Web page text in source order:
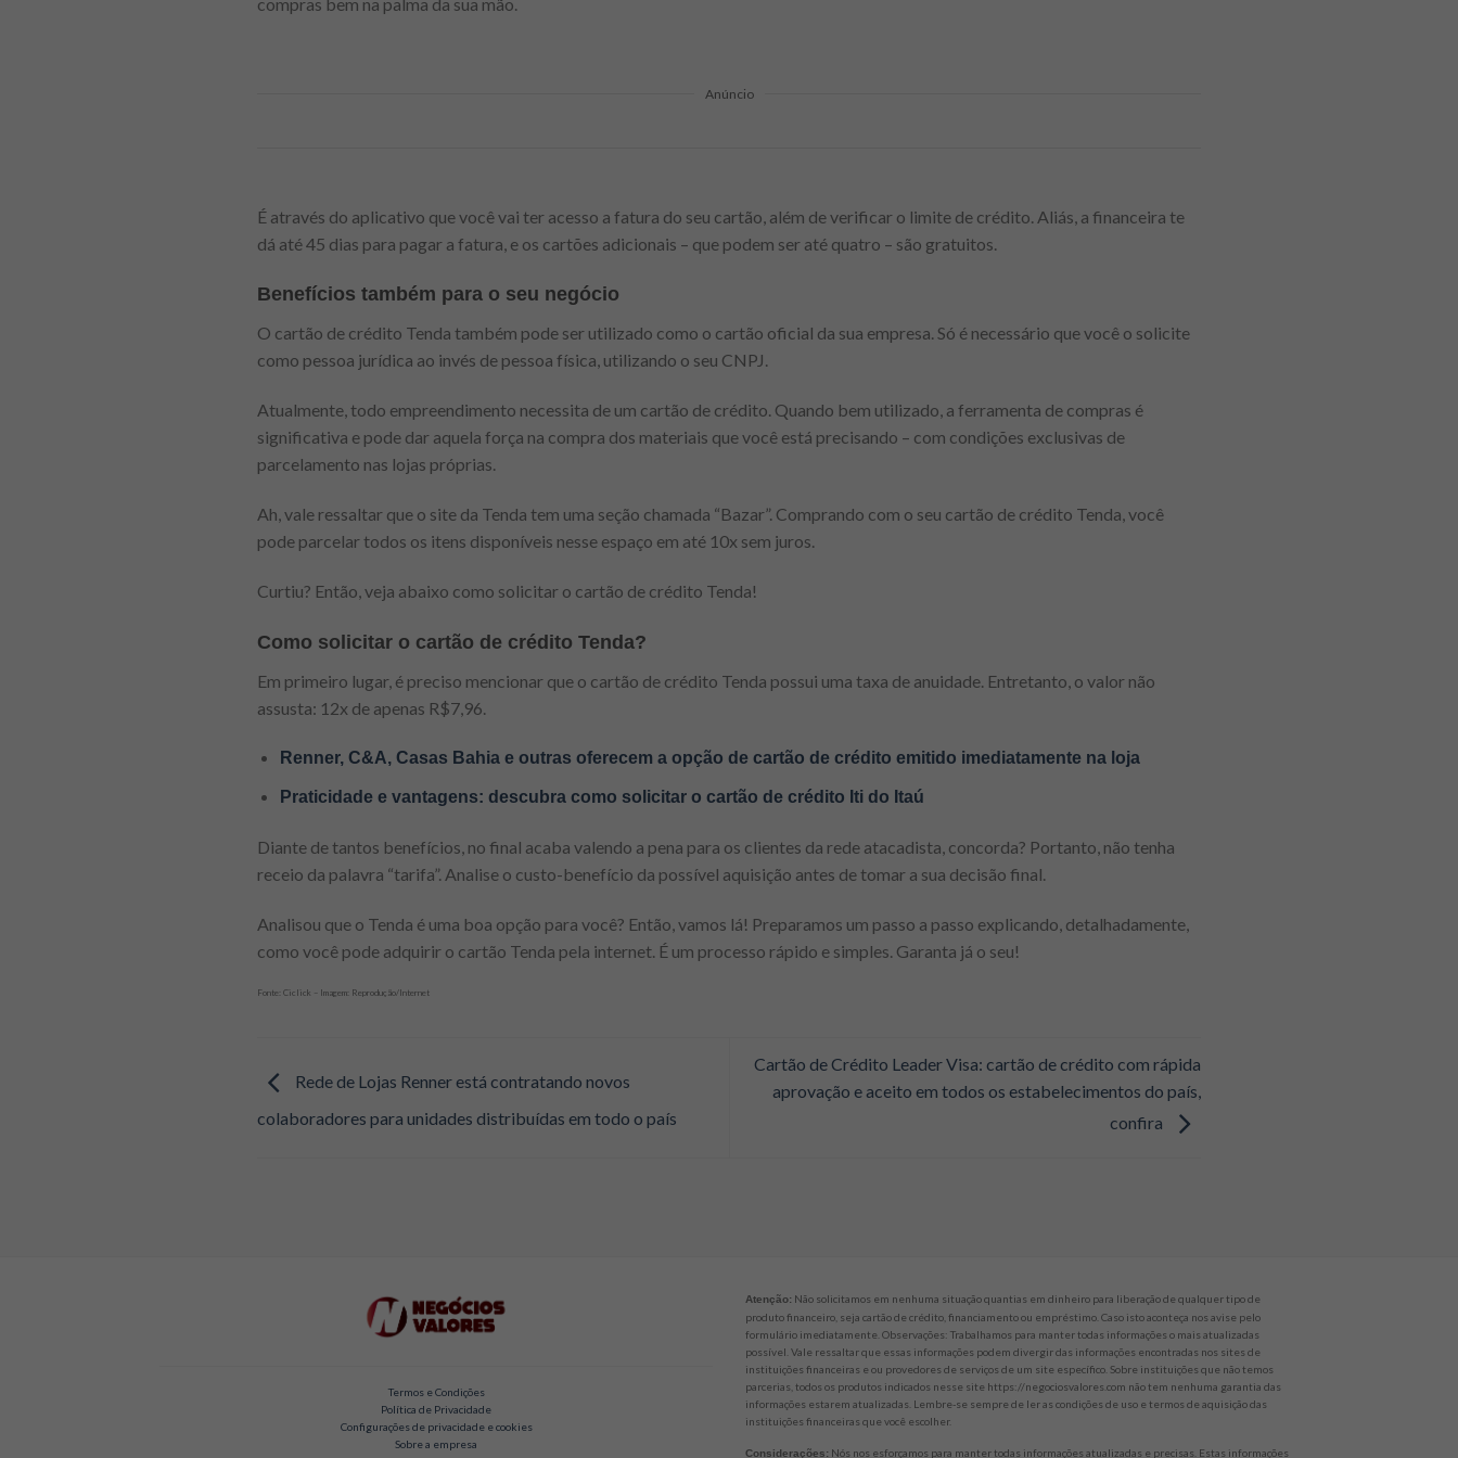
Anúncio
É através do aplicativo que você vai ter acesso a fatura do seu cartão, além de verificar o limite de crédito. Aliás, a financeira te
dá até 45 dias para pagar a fatura, e os cartões adicionais – que podem ser até quatro – são gratuitos.
Benefícios também para o seu negócio
O cartão de crédito Tenda também pode ser utilizado como o cartão oficial da sua empresa. Só é necessário que você o solicite
como pessoa jurídica ao invés de pessoa física, utilizando o seu CNPJ.
Atualmente, todo empreendimento necessita de um cartão de crédito. Quando bem utilizado, a ferramenta de compras é
significativa e pode dar aquela força na compra dos materiais que você está precisando – com condições exclusivas de
parcelamento nas lojas próprias.
Ah, vale ressaltar que o site da Tenda tem uma seção chamada “Bazar”. Comprando com o seu cartão de crédito Tenda, você
pode parcelar todos os itens disponíveis nesse espaço em até 10x sem juros.
Curtiu? Então, veja abaixo como solicitar o cartão de crédito Tenda!
Como solicitar o cartão de crédito Tenda?
Em primeiro lugar, é preciso mencionar que o cartão de crédito Tenda possui uma taxa de anuidade. Entretanto, o valor não
assusta: 12x de apenas R$7,96.
Renner, C&A, Casas Bahia e outras oferecem a opção de cartão de crédito emitido imediatamente na loja
Praticidade e vantagens: descubra como solicitar o cartão de crédito Iti do Itaú
Diante de tantos benefícios, no final acaba valendo a pena para os clientes da rede atacadista, concorda? Portanto, não tenha
receio da palavra “tarifa”. Analise o custo-benefício da possível aquisição antes de tomar a sua decisão final.
Analisou que o Tenda é uma boa opção para você? Então, vamos lá! Preparamos um passo a passo explicando, detalhadamente,
como você pode adquirir o cartão Tenda pela internet. É um processo rápido e simples. Garanta já o seu!
Fonte: Ciclick – Imagem: Reprodução/Internet
Rede de Lojas Renner está contratando novos
colaboradores para unidades distribuídas em todo o país
Cartão de Crédito Leader Visa: cartão de crédito com rápida
aprovação e aceito em todos os estabelecimentos do país,
confira
Termos e Condições
Política de Privacidade
Configurações de privacidade e cookies
Sobre a empresa
Atenção: Não solicitamos em nenhuma situação quantias em dinheiro para liberação de qualquer tipo de
produto financeiro, seja cartão de crédito, financiamento ou empréstimo. Caso isto aconteça nos avise pelo
formulário imediatamente. Observações: Trabalhamos para manter todas informações o mais atualizadas
possível. Vale ressaltar que essas informações podem divergir das informações encontradas nos sites de
instituições financeiras e ou provedores de serviços de um site específico. Sobre instituições que não temos
parcerias, todos os produtos indicados nesse site https://negociosvalores.com não tem nenhuma garantia das
informações estarem atualizadas. Lembre-se sempre de ler as condições de uso e termos de aquisição das
instituições financeiras que você escolher.
Considerações: Nós nos esforçamos para manter todas informações atualizadas e precisas. Estas informações